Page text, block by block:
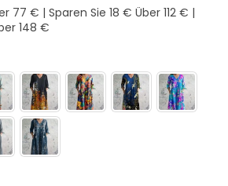
77 € | Sparen Sie 18 € Über 112 € |
148 €